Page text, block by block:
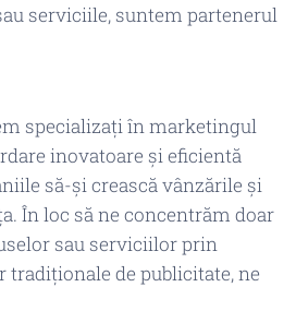
serviciile, suntem partenerul
specializați în marketingul
inovatoare și eficientă
să-și crească vânzările și
În loc să ne concentrăm doar
sau serviciilor prin
de publicitate, ne